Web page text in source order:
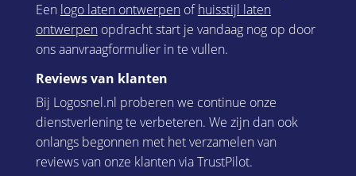
Een logo laten ontwerpenofhuisstijl laten
ontwerpenopdracht start je vandaag nog op door
ons aanvraagformulier in te vullen.
Reviews van klanten
Bij Logosnel.nl proberen we continue onze
dienstverlening te verbeteren. We zijn dan ook
onlangs begonnen met het verzamelen van
reviews van onze klanten via TrustPilot.